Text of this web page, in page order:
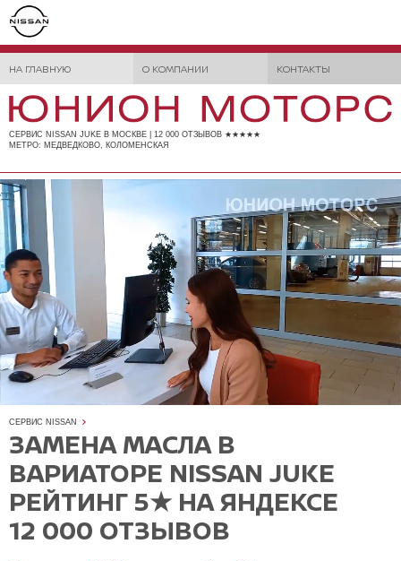
НА ГЛАВНУЮ О КОМПАНИИ КОНТАКТЫ
СЕРВИС NISSAN JUKE В МОСКВЕ | 12 000 ОТЗЫВОВ ★★★★★
МЕТРО: МЕДВЕДКОВО, КОЛОМЕНСКАЯ
СЕРВИС NISSAN
ЗАМЕНА МАСЛА В
ВАРИАТОРЕ NISSAN JUKE
РЕЙТИНГ 5★ НА ЯНДЕКСЕ
12 000 ОТЗЫВОВ